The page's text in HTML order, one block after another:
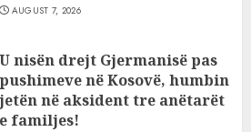
AUGUST 7, 2026
U nisën drejt Gjermanisë pas
pushimeve në Kosovë, humbin
jetën në aksident tre anëtarët
e familjes!